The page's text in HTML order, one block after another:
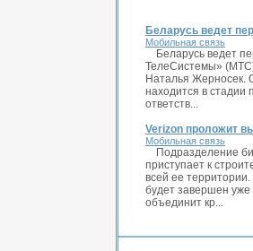
Беларусь ведет
Мобильная связь
Беларусь ведет
ТелеСистемы»
Наталья Жерносек.
находится в стадии
ответств...
Verizon проложит
Мобильная связь
Подразделение
приступает к
всей ее
будет завершен уже
объединит кр...